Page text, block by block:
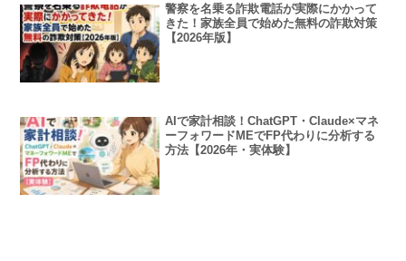
警察を名乗る詐欺電話が実際にかかって
きた！家族全員で始めた無料の詐欺対策
【2026年版】
AIで家計相談！ChatGPT・Claude×マネ
ーフォワードMEでFP代わりに分析する
方法【2026年・実体験】